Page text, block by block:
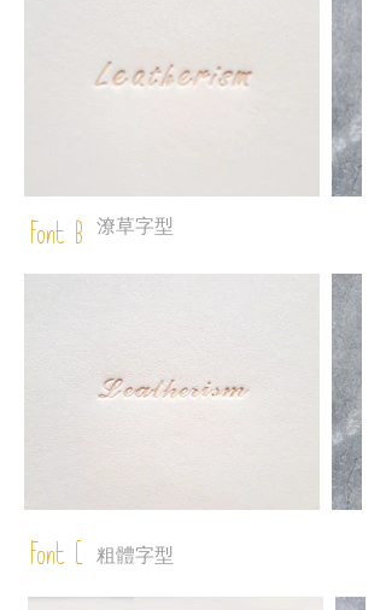
Font B 潦草字型
Font C 粗體字型